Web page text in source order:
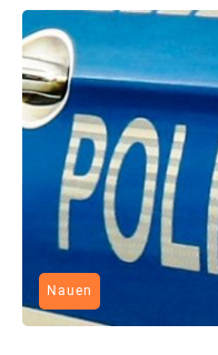
Nauen